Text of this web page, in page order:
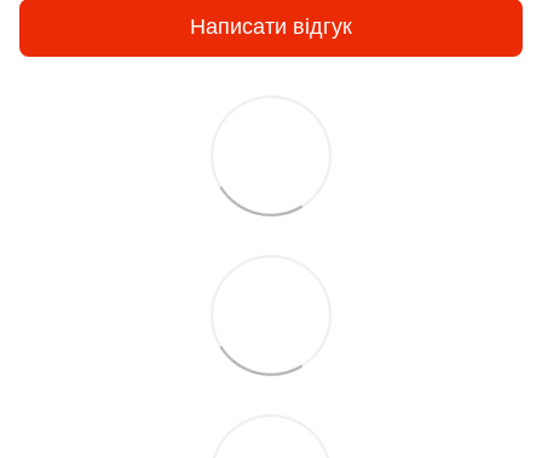
Написати відгук